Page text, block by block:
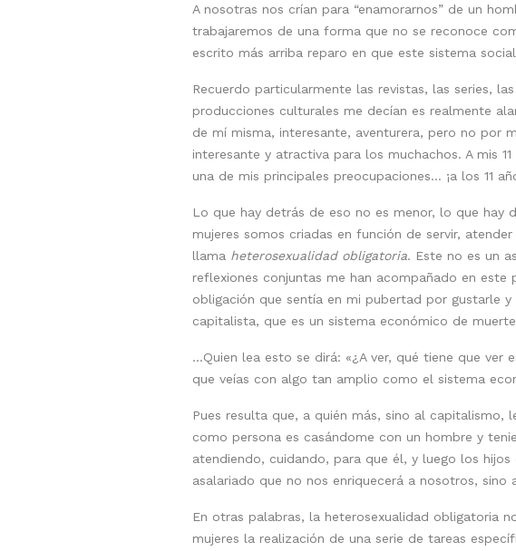
A nosotras nos crían para “enamorarnos” de un
trabajaremos de una forma que no se reconoce
escrito más arriba reparo en que este sistema
Recuerdo particularmente las revistas, las series,
producciones culturales me decían es realmente
de mí misma, interesante, aventurera, pero no por
interesante y atractiva para los muchachos. A mis
una de mis principales preocupaciones… ¡a los 11
Lo que hay detrás de eso no es menor, lo que hay
mujeres somos criadas en función de servir,
llama heterosexualidad obligatoria. Este no es un
reflexiones conjuntas me han acompañado en
obligación que sentía en mi pubertad por gustarle
capitalista, que es un sistema económico de
…Quien lea esto se dirá: «¿A ver, qué tiene que
que veías con algo tan amplio como el sistema
Pues resulta que, a quién más, sino al
como persona es casándome con un hombre y
atendiendo, cuidando, para que él, y luego los
asalariado que no nos enriquecerá a nosotros, sino
En otras palabras, la heterosexualidad obligatoria
mujeres la realización de una serie de tareas